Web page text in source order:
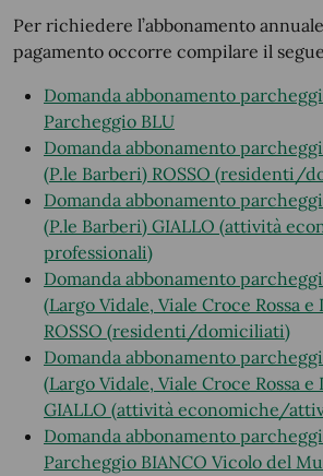
Per richiedere l’abbonamento
pagamento occorre compilare il
Domanda abbonamento
Parcheggio BLU
Domanda abbonamento
(P.le Barberi) ROSSO (residenti/
Domanda abbonamento
(P.le Barberi) GIALLO (attività
professionali)
Domanda abbonamento
(Largo Vidale, Viale Croce Rossa
ROSSO (residenti/domiciliati)
Domanda abbonamento
(Largo Vidale, Viale Croce Rossa
GIALLO (attività economiche/
Domanda abbonamento
Parcheggio BIANCO Vicolo del